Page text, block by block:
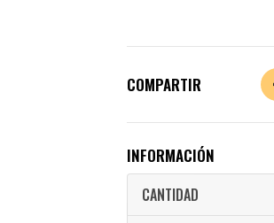
COMPARTIR
INFORMACIÓN
CANTIDAD